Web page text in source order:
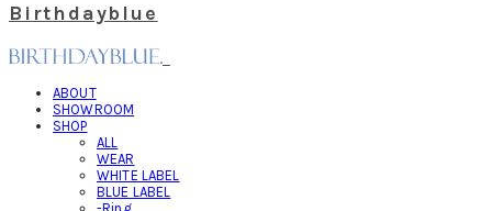
Birthdayblue
ABOUT
SHOWROOM
SHOP
ALL
WEAR
WHITE LABEL
BLUE LABEL